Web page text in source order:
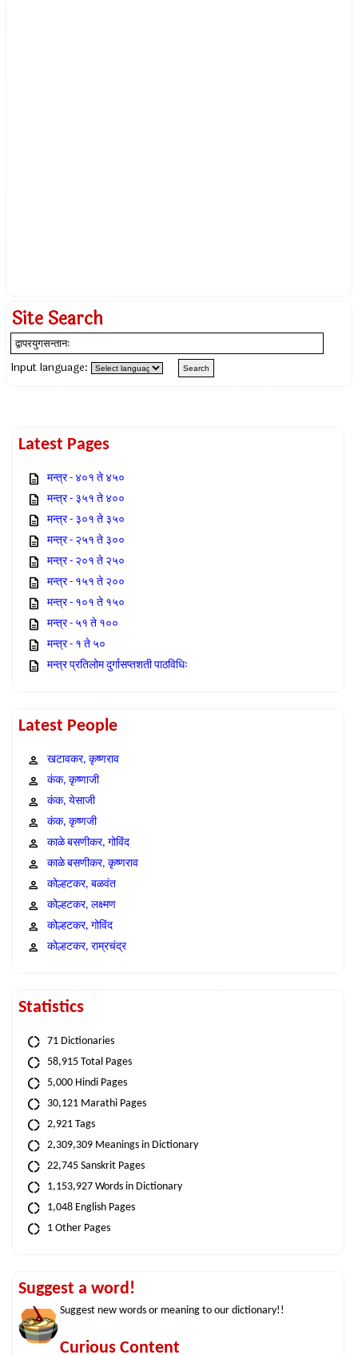
Site Search
Input language:
Latest Pages
मन्त्र - ४०१ ते ४५०
मन्त्र - ३५१ ते ४००
मन्त्र - ३०१ ते ३५०
मन्त्र - २५१ ते ३००
मन्त्र - २०१ ते २५०
मन्त्र - १५१ ते २००
मन्त्र - १०१ ते १५०
मन्त्र - ५१ ते १००
मन्त्र - १ ते ५०
मन्त्र प्रतिलोम दुर्गासप्तशती पाठविधिः
Latest People
खटावकर, कृष्णराव
कंक, कृष्णाजी
कंक, येसाजी
कंक, कृष्णजी
काळे बसणीकर, गोविंद
काळे बसणीकर, कृष्णराव
कोल्हटकर, बळवंत
कोल्हटकर, लक्ष्मण
कोल्हटकर, गोविंद
कोल्हटकर, राम्रचंद्र
Statistics
71 Dictionaries
58,915 Total Pages
5,000 Hindi Pages
30,121 Marathi Pages
2,921 Tags
2,309,309 Meanings in Dictionary
22,745 Sanskrit Pages
1,153,927 Words in Dictionary
1,048 English Pages
1 Other Pages
Suggest a word!
Suggest new words or meaning to our dictionary!!
Curious Content